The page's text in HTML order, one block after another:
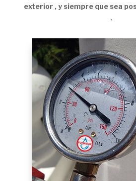
exterior , y siempre que sea
.